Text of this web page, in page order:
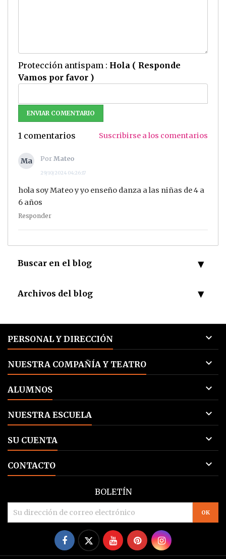
Protección antispam : Hola ( Responde
Vamos por favor )
1 comentarios Suscribirse a los comentarios
Por Mateo
29/10/2024 04:26:17
hola soy Mateo y yo enseño danza a las niñas de 4 a
6 años
Responder
Protección antispam : Hola ( Responde Vamos por
favor )
Buscar en el blog
Archivos del blog
PERSONAL Y DIRECCIÓN 
NUESTRA COMPAÑÍA Y TEATRO 
ALUMNOS 
NUESTRA ESCUELA 
SU CUENTA 
CONTACTO 
BOLETÍN
FacebookTwitterYouTubePinterestInstagram